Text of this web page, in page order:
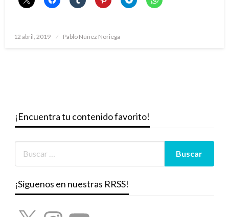
Publicado
12 abril, 2019 Pablo Núñez Noriega
¡Encuentra tu contenido favorito!
¡Síguenos en nuestras RRSS!
X InstagramYouTube